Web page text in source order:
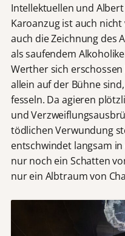
Intellektuellen und
Karoanzug ist auch
auch die Zeichnung des
als saufendem
Werther sich
allein auf der Bühne
fesseln. Da agieren
und
tödlichen Verwundung
entschwindet langsam
nur noch ein Schatten
nur ein Albtraum von